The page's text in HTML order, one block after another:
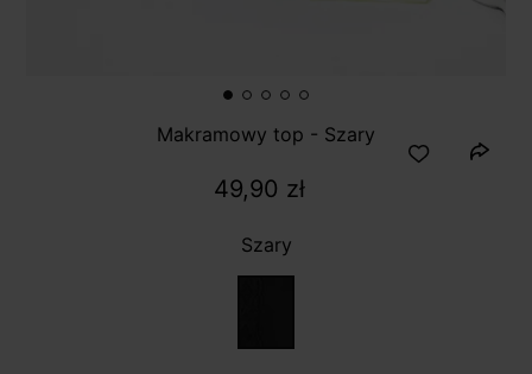
Makramowy top - Szary
49,90 zł
Szary